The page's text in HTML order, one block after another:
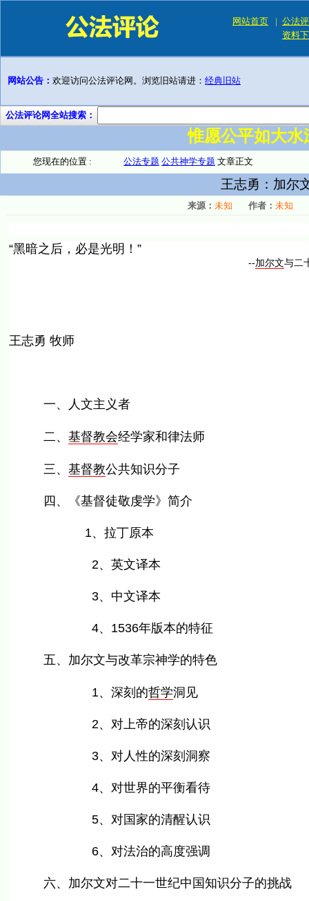
网站首页 | 公法
资料
网站公告： 欢迎访问公法评论网。浏览旧站请进： 经典旧站
公法评论网全站搜索：
惟愿公平如大
您现在的位置 : 公法专题 公共神学专题 文章正文
王志勇：加尔
来源： 未知 作者： 未知
“黑暗之后，必是光明！”
--加尔文与二
王志勇 牧师
一、人文主义者
二、 基督教会经学家和律法师
三、 基督教公共知识分子
四、《基督徒敬虔学》简介
1、拉丁原本
2、英文译本
3、中文译本
4、1536年版本的特征
五、加尔文与改革宗神学的特色
1、深刻的哲学洞见
2、对上帝的深刻认识
3、对人性的深刻洞察
4、对世界的平衡看待
5、对国家的清醒认识
6、对法治的高度强调
六、加尔文对二十一世纪中国知识分子的挑战